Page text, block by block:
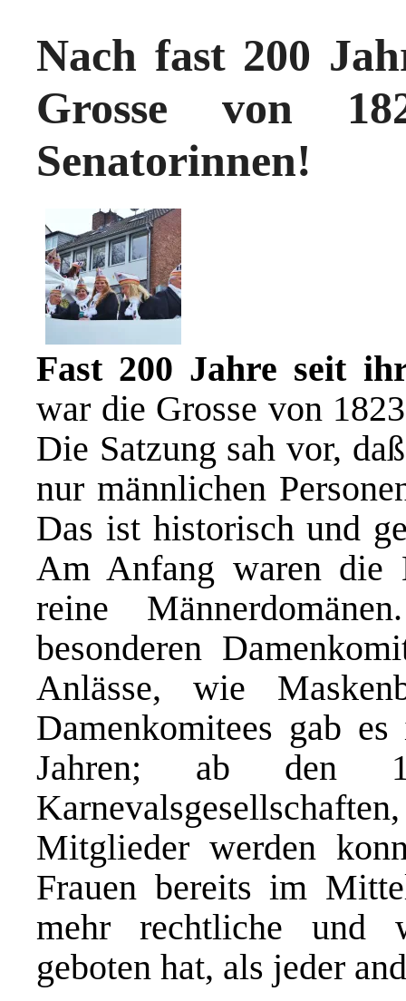
Nach fast 200
Grosse von
Senatorinnen!
Fast 200 Jahre seit
war die Grosse von
Die Satzung sah vor,
nur männlichen
Das ist historisch und
Am Anfang waren die
reine
besonderen
Anlässe, wie
Damenkomitees gab
Jahren; ab den
Mitglieder werden
Frauen bereits im
mehr rechtliche und
geboten hat, als jeder